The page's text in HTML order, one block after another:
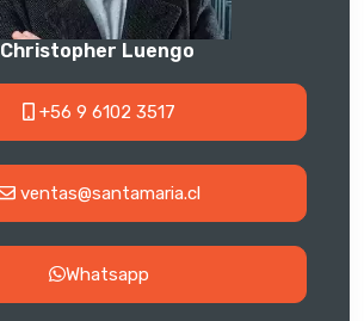
Christopher Luengo
+56 9 6102 3517
ventas@santamaria.cl
Whatsapp